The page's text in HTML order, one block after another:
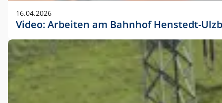
16.04.2026
Video: Arbeiten am Bahnhof Henstedt-